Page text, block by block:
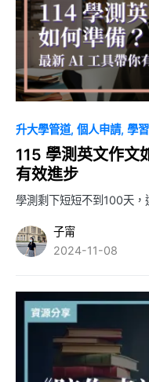
升大學管道 個人申請 學
115 學測英文作文
有效進步
學測剩下短短不到100天
子甯
2024-11-08